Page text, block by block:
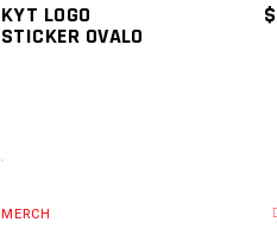
KYT LOGO
STICKER OVALO
$
MERCH